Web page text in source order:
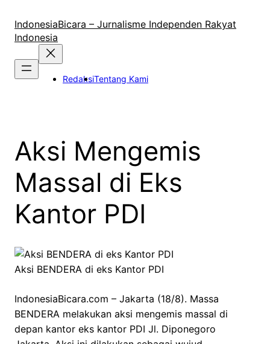
konten
IndonesiaBicara – Jurnalisme Independen Rakyat
Indonesia
RedaksiTentang Kami
Aksi Mengemis
Massal di Eks
Kantor PDI
Aksi BENDERA di eks Kantor PDI
IndonesiaBicara.com – Jakarta (18/8). Massa
BENDERA melakukan aksi mengemis massal di
depan kantor eks kantor PDI Jl. Diponegoro